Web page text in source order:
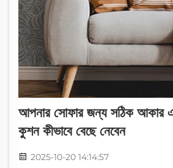
আপনার সোফার জন্য সঠিক আকার
কুশন কীভাবে বেছে নেবেন
2025-10-20 14:14:57